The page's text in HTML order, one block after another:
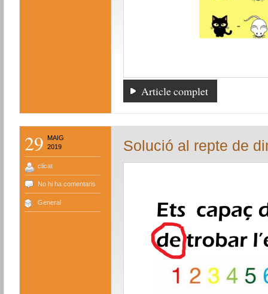
Article complet
29
MAIG
2019
clicat
No hi ha comentaris
General
Solució al repte de